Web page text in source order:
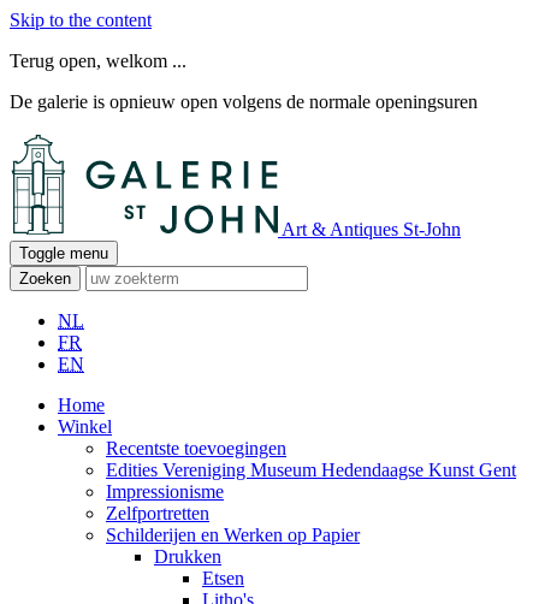
Skip to the content
Terug open, welkom ...
De galerie is opnieuw open volgens de normale openingsuren
Art & Antiques St-John
Toggle menu
Zoeken
NL
FR
EN
Home
Winkel
Recentste toevoegingen
Edities Vereniging Museum Hedendaagse Kunst Gent
Impressionisme
Zelfportretten
Schilderijen en Werken op Papier
Drukken
Etsen
Litho's